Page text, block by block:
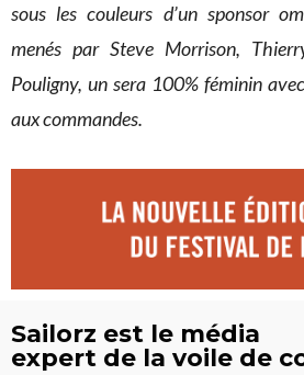
sous les couleurs d’un sponsor
menés par Steve Morrison,
Pouligny, un sera 100% féminin
aux commandes.
Sailorz est le média
expert de la voile de